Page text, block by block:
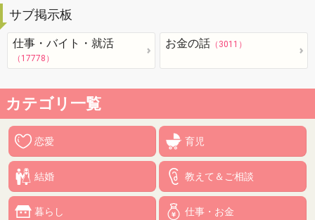
サブ掲示板
仕事・バイト・就活
（17778）
お金の話 （3011）
カテゴリ一覧
恋愛 育児
結婚 教えて＆ご相談
暮らし 仕事・お金